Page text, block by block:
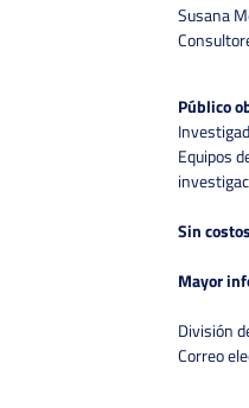
Susana
Público
Equipos
Sin
Mayor
División
Correo